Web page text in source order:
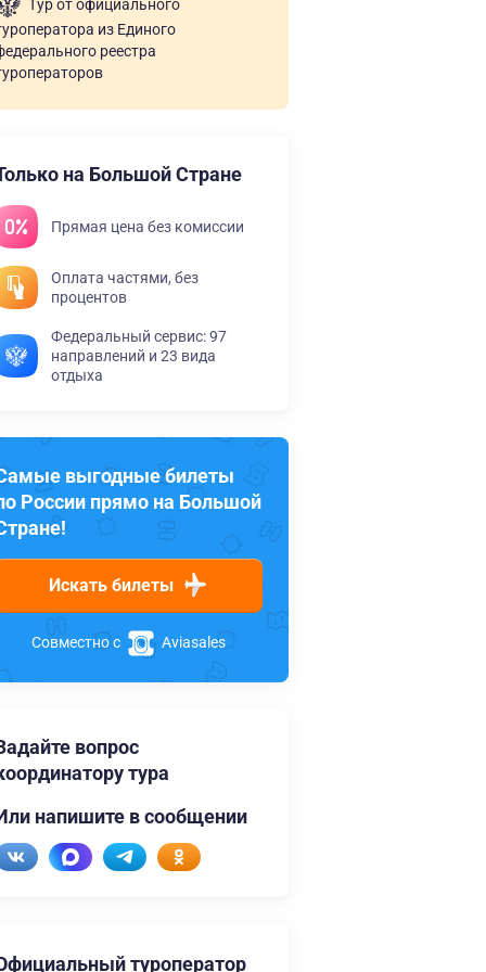
Тур от официального
из Единого
реестра
на Большой Стране
Прямая цена без комиссии
Оплата частями, без
процентов
Федеральный сервис: 97
направлений и 23 вида
отдыха
выгодные билеты
России прямо на Большой
Искать билеты
Совместно с Aviasales
вопрос
тура
напишите в сообщении
туроператор